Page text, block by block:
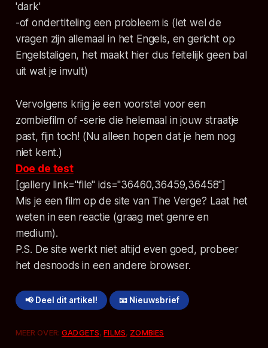
'dark'
-of ondertiteling een probleem is (let wel de
vragen zijn allemaal in het Engels, en gericht op
Engelstaligen, het maakt hier dus feitelijk geen bal
uit wat je invult)
Vervolgens krijg je een voorstel voor een
zombiefilm of -serie die helemaal in jouw straatje
past, fijn toch! (Nu alleen hopen dat je hem nog
niet kent.)
Doe de test
[gallery link="file" ids="36460,36459,36458"]
Mis je een film op de site van The Verge? Laat het
weten in een reactie (graag met genre en
medium).
P.S. De site werkt niet altijd even goed, probeer
het desnoods in een andere browser.
📢 Deel dit artikel! 📧 Nieuwsbrief
MEER OVER:GADGETS,FILMS, ZOMBIES